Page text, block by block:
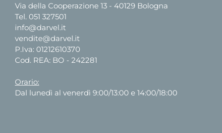
Via della Cooperazione 13 - 40129 Bologna
Tel. 051 327501
info@darvel.it
vendite@darvel.it
P.Iva: 01212610370
Cod. REA: BO - 242281
Orario:
Dal lunedì al venerdì 9:00/13:00 e 14:00/18:00